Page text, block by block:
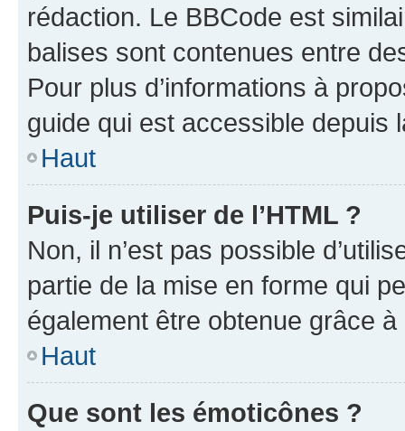
rédaction. Le BBCode est
balises sont contenues entre
Pour plus d’informations à
guide qui est accessible depuis
Haut
Puis-je utiliser de l’HTML ?
Non, il n’est pas possible
partie de la mise en forme qui
également être obtenue grâce à
Haut
Que sont les émoticônes ?